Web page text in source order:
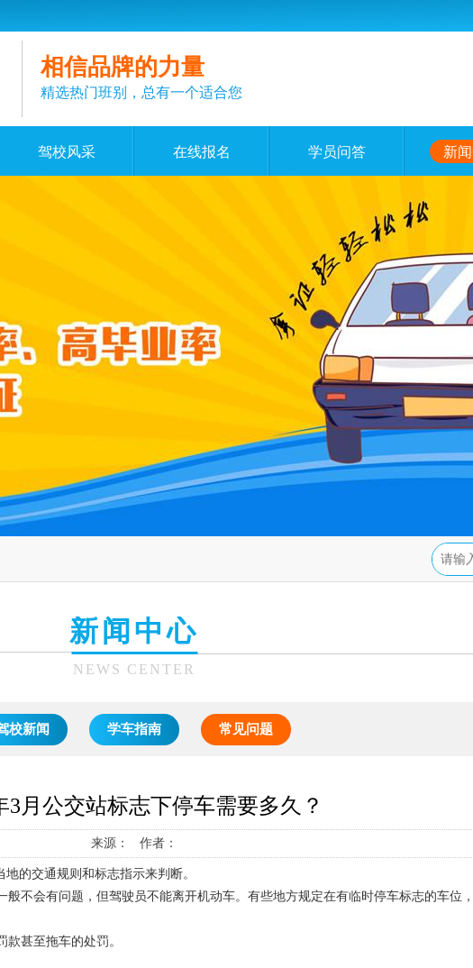
相信品牌的力量
精选热门班别，总有一个适合您
驾校风采 在线报名 学员问答 新
新闻中心
NEWS CENTER
校新闻 学车指南 常见问题
3月公交站标志下停车需要多久？
来源： 作者：
的交通规则和标志指示来判断。
不会有问题，但驾驶员不能离开机动车。有些地方规定在有临时停车标志的车位
甚至拖车的处罚。